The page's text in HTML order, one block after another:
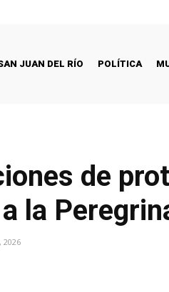
JUAN DEL RÍO POLÍTICA
de
la
2026